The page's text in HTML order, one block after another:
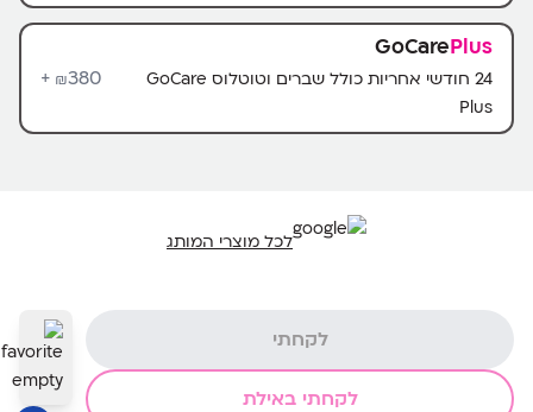
GoCarePlus
24 חודשי אחריות כולל שברים וטוטלוס GoCare
Plus
₪380+
לכל מוצרי המותג
לקחתי
לקחתי באילת